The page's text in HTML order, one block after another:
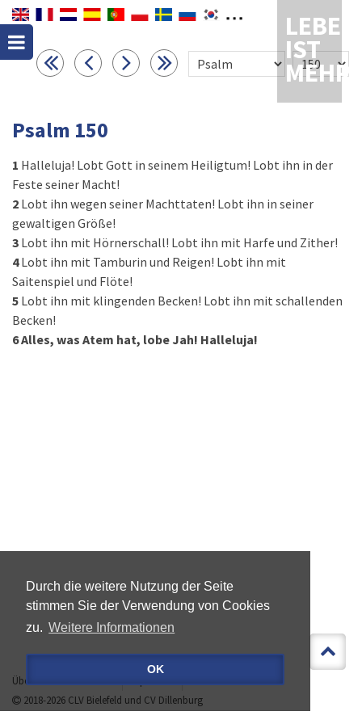
Durch die weitere Nutzung der Seite
stimmen Sie der Verwendung von Cookies
zu. Weitere Informationen
OK
LEBEN
IST
MEHR
Psalm 150
1 Halleluja! Lobt Gott in seinem Heiligtum! Lobt ihn in der
Feste seiner Macht!
2 Lobt ihn wegen seiner Machttaten! Lobt ihn in seiner
gewaltigen Größe!
3 Lobt ihn mit Hörnerschall! Lobt ihn mit Harfe und Zither!
4 Lobt ihn mit Tamburin und Reigen! Lobt ihn mit
Saitenspiel und Flöte!
5 Lobt ihn mit klingenden Becken! Lobt ihn mit schallenden
Becken!
6Alles, was Atem hat, lobe Jah! Halleluja!
Über »LEBEN IST MEHR«
2018-2026 CLV Bielefeld und CV Dillenburg